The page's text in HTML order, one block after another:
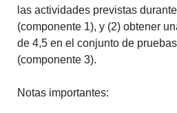
las actividades previstas
(componente 1), y (2) obtener
de 4,5 en el conjunto de
(componente 3).
Notas importantes: